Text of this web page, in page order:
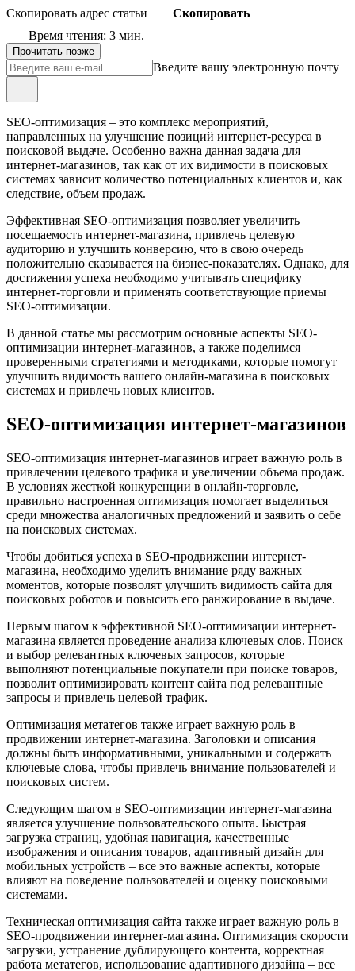
Скопировать адрес статьи
Скопировать
Время чтения: 3 мин.
Прочитать позже
Введите вашу электронную почту
SEO-оптимизация – это комплекс мероприятий,
направленных на улучшение позиций интернет-ресурса в
поисковой выдаче. Особенно важна данная задача для
интернет-магазинов, так как от их видимости в поисковых
системах зависит количество потенциальных клиентов и, как
следствие, объем продаж.
Эффективная SEO-оптимизация позволяет увеличить
посещаемость интернет-магазина, привлечь целевую
аудиторию и улучшить конверсию, что в свою очередь
положительно сказывается на бизнес-показателях. Однако, для
достижения успеха необходимо учитывать специфику
интернет-торговли и применять соответствующие приемы
SEO-оптимизации.
В данной статье мы рассмотрим основные аспекты SEO-
оптимизации интернет-магазинов, а также поделимся
проверенными стратегиями и методиками, которые помогут
улучшить видимость вашего онлайн-магазина в поисковых
системах и привлечь новых клиентов.
SEO-оптимизация интернет-магазинов
SEO-оптимизация интернет-магазинов играет важную роль в
привлечении целевого трафика и увеличении объема продаж.
В условиях жесткой конкуренции в онлайн-торговле,
правильно настроенная оптимизация помогает выделиться
среди множества аналогичных предложений и заявить о себе
на поисковых системах.
Чтобы добиться успеха в SEO-продвижении интернет-
магазина, необходимо уделить внимание ряду важных
моментов, которые позволят улучшить видимость сайта для
поисковых роботов и повысить его ранжирование в выдаче.
Первым шагом к эффективной SEO-оптимизации интернет-
магазина является проведение анализа ключевых слов. Поиск
и выбор релевантных ключевых запросов, которые
выполняют потенциальные покупатели при поиске товаров,
позволит оптимизировать контент сайта под релевантные
запросы и привлечь целевой трафик.
Оптимизация метатегов также играет важную роль в
продвижении интернет-магазина. Заголовки и описания
должны быть информативными, уникальными и содержать
ключевые слова, чтобы привлечь внимание пользователей и
поисковых систем.
Следующим шагом в SEO-оптимизации интернет-магазина
является улучшение пользовательского опыта. Быстрая
загрузка страниц, удобная навигация, качественные
изображения и описания товаров, адаптивный дизайн для
мобильных устройств – все это важные аспекты, которые
влияют на поведение пользователей и оценку поисковыми
системами.
Техническая оптимизация сайта также играет важную роль в
SEO-продвижении интернет-магазина. Оптимизация скорости
загрузки, устранение дублирующего контента, корректная
работа метатегов, использование адаптивного дизайна – все